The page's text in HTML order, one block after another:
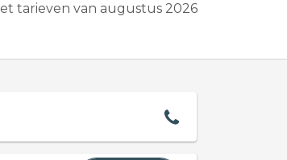
tarieven van augustus 2026